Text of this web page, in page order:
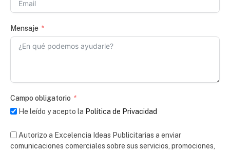
Mensaje
Campo obligatorio
He leído y acepto la Política de Privacidad
Autorizo a Excelencia Ideas Publicitarias a enviar
comunicaciones comerciales sobre sus servicios, promociones,